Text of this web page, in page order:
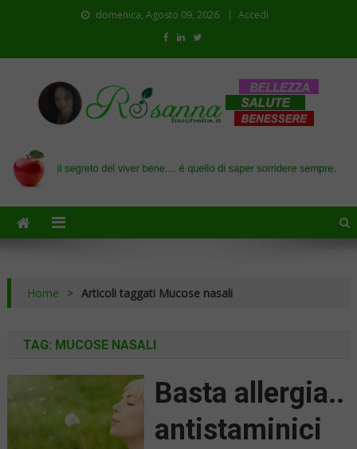
domenica, Agosto 09, 2026 Accedi
Il blog di Rosanna
Home > Articoli taggati Mucose nasali
TAG: MUCOSE NASALI
Basta allergia..
antistaminici